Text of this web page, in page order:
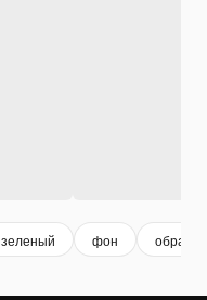
зеленый фон образ